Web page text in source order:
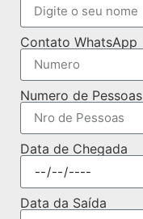
Contato WhatsApp
Numero de Pessoas
Data de Chegada
Data da Saída